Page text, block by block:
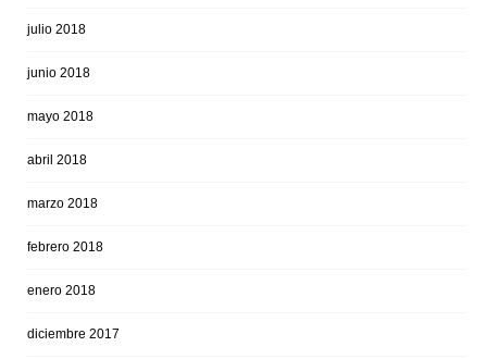
julio 2018
junio 2018
mayo 2018
abril 2018
marzo 2018
febrero 2018
enero 2018
diciembre 2017